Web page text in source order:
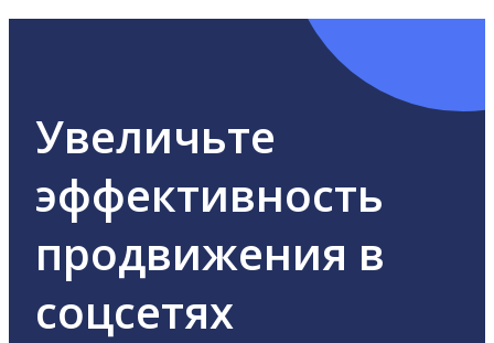
Увеличьте
эффективность
продвижения в
соцсетях